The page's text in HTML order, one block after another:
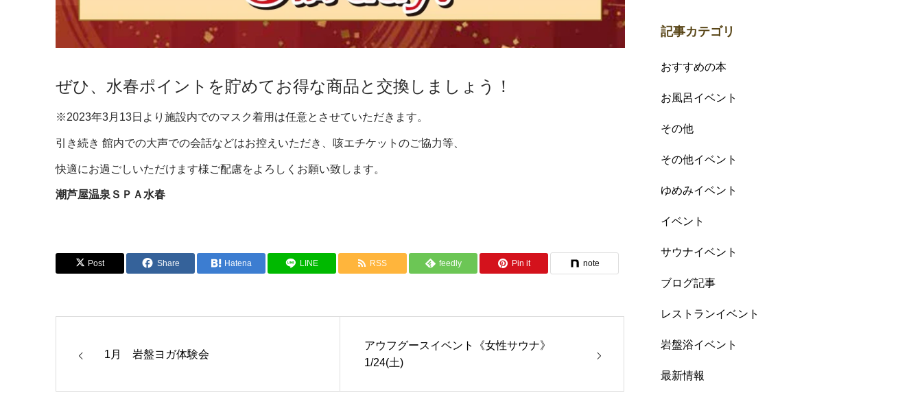
ぜひ、水春ポイントを貯めてお得な商品と交換しましょう！
※2023年3月13日より施設内でのマスク着用は任意とさせていただきます。
引き続き 館内での大声での会話などはお控えいただき、咳エチケットのご協力等、
快適にお過ごしいただけます様ご配慮をよろしくお願い致します。
潮芦屋温泉ＳＰＡ水春
Post Share Hatena LINE RSS feedly Pin it note
1月 岩盤ヨガ体験会
アウフグースイベント《女性サウナ》
1/24(土)
記事カテゴリ
おすすめの本
お風呂イベント
その他
その他イベント
ゆめみイベント
イベント
サウナイベント
ブログ記事
レストランイベント
岩盤浴イベント
最新情報